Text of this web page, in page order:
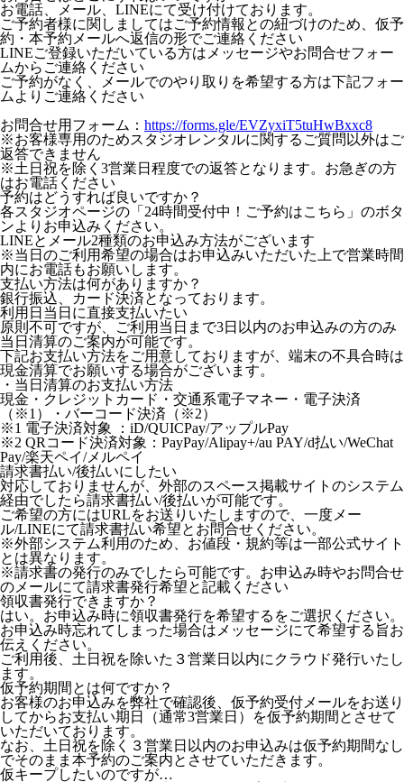
お電話、メール、LINEにて受け付けております。
ご予約者様に関しましてはご予約情報との紐づけのため、仮予
約・本予約メールへ返信の形でご連絡ください
LINEご登録いただいている方はメッセージやお問合せフォー
ムからご連絡ください
ご予約がなく、メールでのやり取りを希望する方は下記フォー
ムよりご連絡ください
お問合せ用フォーム： https://forms.gle/EVZyxiT5tuHwBxxc8
※お客様専用のためスタジオレンタルに関するご質問以外はご
返答できません
※土日祝を除く3営業日程度での返答となります。お急ぎの方
はお電話ください
予約はどうすれば良いですか？
各スタジオページの「24時間受付中！ご予約はこちら」のボタ
ンよりお申込みください。
LINEとメール2種類のお申込み方法がございます
※当日のご利用希望の場合はお申込みいただいた上で営業時間
内にお電話もお願いします。
支払い方法は何がありますか？
銀行振込、カード決済となっております。
利用日当日に直接支払いたい
原則不可ですが、ご利用当日まで3日以内のお申込みの方のみ
当日清算のご案内が可能です。
下記お支払い方法をご用意しておりますが、端末の不具合時は
現金清算でお願いする場合がございます。
・当日清算のお支払い方法
現金・クレジットカード・交通系電子マネー・電子決済
（※1）・バーコード決済（※2）
※1 電子決済対象 ：iD/QUICPay/アップルPay
※2 QRコード決済対象：PayPay/Alipay+/au PAY/d払い/WeChat
Pay/楽天ペイ/メルペイ
請求書払い/後払いにしたい
対応しておりませんが、外部のスペース掲載サイトのシステム
経由でしたら請求書払い/後払いが可能です。
ご希望の方にはURLをお送りいたしますので、一度メー
ル/LINEにて請求書払い希望とお問合せください。
※外部システム利用のため、お値段・規約等は一部公式サイト
とは異なります。
※請求書の発行のみでしたら可能です。お申込み時やお問合せ
のメールにて請求書発行希望と記載ください
領収書発行できますか？
はい。お申込み時に領収書発行を希望するをご選択ください。
お申込み時忘れてしまった場合はメッセージにて希望する旨お
伝えください。
ご利用後、土日祝を除いた３営業日以内にクラウド発行いたし
ます。
仮予約期間とは何ですか？
お客様のお申込みを弊社で確認後、仮予約受付メールをお送り
してからお支払い期日（通常3営業日）を仮予約期間とさせて
いただいております。
なお、土日祝を除く３営業日以内のお申込みは仮予約期間なし
でそのまま本予約のご案内とさせていただきます。
仮キープしたいのですが…